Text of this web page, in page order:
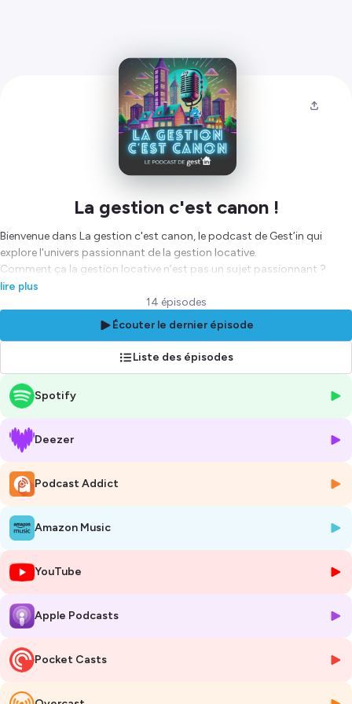
La gestion c'est canon !
Bienvenue dans La gestion c'est canon, le podcast de Gest’in qui
explore l'univers passionnant de la gestion locative.
Comment ça la gestion locative n’est pas un sujet passionnant ?
Nous allons vous prouver le contraire ! Tous les quinze jours, plongez
dans des échanges captivants, et découvrez des histoires inspirantes.
Gest’in est une nourrice en gestion locative, alors forcément notre
équipe connaît bien son sujet. Retrouvez dans chaque numéro, AGLAE
pratiques et des moments où la gestion devient tout simplement
"canon".
🚀gest-in.fr
Hébergé par Ausha. Visitez
pour plus d'informations.
lire plus
14 épisodes
Écouter le dernier épisode
Liste des épisodes
Spotify
Deezer
Podcast Addict
Amazon Music
YouTube
Apple Podcasts
Pocket Casts